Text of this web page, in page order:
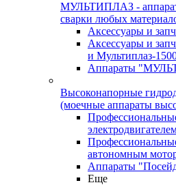
МУЛЬТИПЛАЗ -
сварки любых
Аксессуары и
Аксессуары и
и Мультиплаз-
Аппараты
Высоконапорные
(моечные аппараты
автономным
Аппараты
Еще